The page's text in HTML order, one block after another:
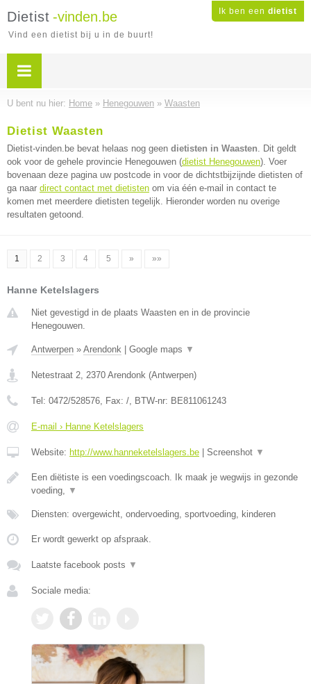
Ik ben een dietist
Dietist -vinden.be
Vind een dietist bij u in de buurt!
U bent nu hier: Home » Henegouwen » Waasten
Dietist Waasten
Dietist-vinden.be bevat helaas nog geen dietisten in Waasten. Dit geldt
ook voor de gehele provincie Henegouwen (dietist Henegouwen). Voer
bovenaan deze pagina uw postcode in voor de dichtstbijzijnde dietisten of
ga naar direct contact met dietisten om via één e-mail in contact te
komen met meerdere dietisten tegelijk. Hieronder worden nu overige
resultaten getoond.
1 2 3 4 5 » »»
Hanne Ketelslagers
Niet gevestigd in de plaats Waasten en in de provincie
Henegouwen.
Antwerpen » Arendonk Google maps ▼
Netestraat 2, 2370 Arendonk (Antwerpen)
Tel: 0472/528576, Fax: /, BTW-nr: BE811061243
E-mail › Hanne Ketelslagers
Website: http://www.hanneketelslagers.be Screenshot ▼
Een diëtiste is een voedingscoach. Ik maak je wegwijs in gezonde
voeding, ▼
Diensten: overgewicht, ondervoeding, sportvoeding, kinderen
Er wordt gewerkt op afspraak.
Laatste facebook posts ▼
Sociale media: